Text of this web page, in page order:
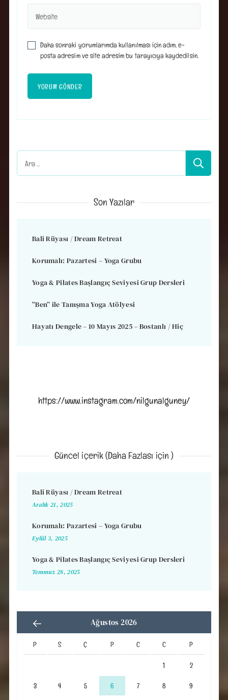
Daha sonraki yorumlarımda kullanılması için adım, e-
posta adresim ve site adresim bu tarayıcıya kaydedilsin.
Arama:
Son Yazılar
Bali Rüyası / Dream Retreat
Korumalı: Pazartesi – Yoga Grubu
Yoga & Pilates Başlangıç Seviyesi Grup Dersleri
“Ben” ile Tanışma Yoga Atölyesi
Hayatı Dengele – 10 Mayıs 2025 – Bostanlı / Hiç
https://www.instagram.com/nilgunalguney/
Güncel içerik (Daha Fazlası için )
Bali Rüyası / Dream Retreat
Aralık 21, 2025
Korumalı: Pazartesi – Yoga Grubu
Eylül 3, 2025
Yoga & Pilates Başlangıç Seviyesi Grup Dersleri
Temmuz 28, 2025
Ağustos 2026
P S Ç P C C P
1 2
3 4 5 6 7 8 9